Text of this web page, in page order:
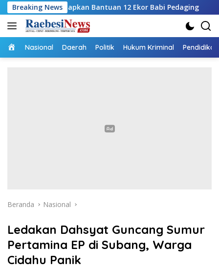
Langsung
ke
konten
Breaking News
Bantuan 12 Ekor Babi Pedaging RSUPP
Home
Nasional Daerah Politik Hukum Kriminal Pendidikan
Beranda Nasional
Ledakan Dahsyat Guncang Sumur
Pertamina EP di Subang, Warga
Cidahu Panik